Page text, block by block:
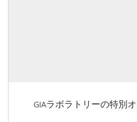
GIAラボラトリーの特別